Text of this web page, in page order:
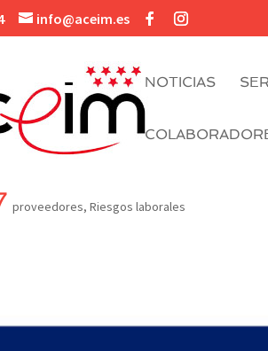
info@aceim.es
NOTICIAS
proveedores, Riesgos laborales